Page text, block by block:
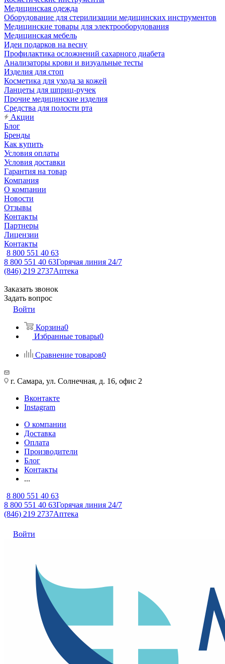
Медицинская одежда
Оборудование для стерилизации медицинских инструментов
Медицинские товары для электрооборудования
Медицинская мебель
Идеи подарков на весну
Профилактика осложнений сахарного диабета
Анализаторы крови и визуальные тесты
Изделия для стоп
Косметика для ухода за кожей
Ланцеты для шприц-ручек
Прочие медицинские изделия
Средства для полости рта
Акции
Блог
Бренды
Как купить
Условия оплаты
Условия доставки
Гарантия на товар
Компания
О компании
Новости
Отзывы
Контакты
Партнеры
Лицензии
Контакты
8 800 551 40 63
8 800 551 40 63Горячая линия 24/7
(846) 219 2737Аптека
Заказать звонок
Задать вопрос
Войти
Корзина0
Избранные товары0
Сравнение товаров0
г. Самара, ул. Солнечная, д. 16, офис 2
Вконтакте
Instagram
О компании
Доставка
Оплата
Производители
Блог
Контакты
...
8 800 551 40 63
8 800 551 40 63Горячая линия 24/7
(846) 219 2737Аптека
Войти